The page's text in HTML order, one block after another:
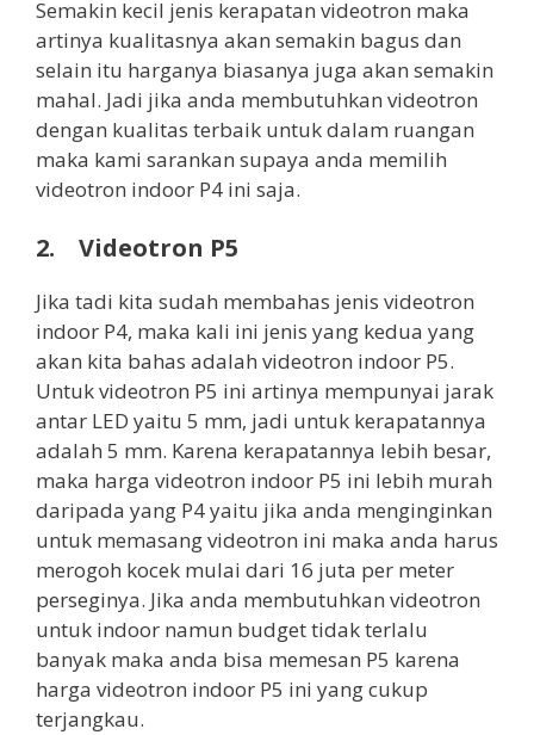
Semakin kecil jenis kerapatan videotron maka
artinya kualitasnya akan semakin bagus dan
selain itu harganya biasanya juga akan semakin
mahal. Jadi jika anda membutuhkan videotron
dengan kualitas terbaik untuk dalam ruangan
maka kami sarankan supaya anda memilih
videotron indoor P4 ini saja.
2. Videotron P5
Jika tadi kita sudah membahas jenis videotron
indoor P4, maka kali ini jenis yang kedua yang
akan kita bahas adalah videotron indoor P5.
Untuk videotron P5 ini artinya mempunyai jarak
antar LED yaitu 5 mm, jadi untuk kerapatannya
adalah 5 mm. Karena kerapatannya lebih besar,
maka harga videotron indoor P5 ini lebih murah
daripada yang P4 yaitu jika anda menginginkan
untuk memasang videotron ini maka anda harus
merogoh kocek mulai dari 16 juta per meter
perseginya. Jika anda membutuhkan videotron
untuk indoor namun budget tidak terlalu
banyak maka anda bisa memesan P5 karena
harga videotron indoor P5 ini yang cukup
terjangkau.